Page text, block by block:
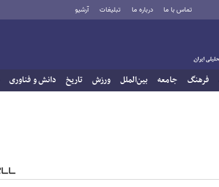
تماس با ما درباره ما تبلیغات آرشیو
فرهنگ جامعه بین‌الملل ورزش تاریخ دانش و فناوری